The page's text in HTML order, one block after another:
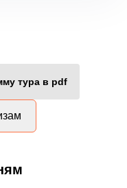
тура в pdf